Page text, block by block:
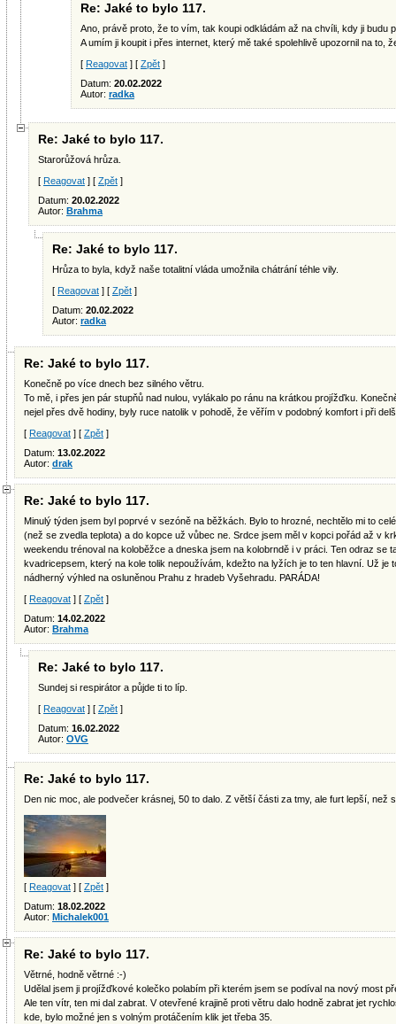
Re: Jaké to bylo 117.
Ano, právě proto, že to vím, tak koupi odkládám až na chvíli, kdy ji budu
A umím ji koupit i přes internet, který mě také spolehlivě upozornil na to,
[ Reagovat ] [ Zpět ]
Datum: 20.02.2022
Autor: radka
Re: Jaké to bylo 117.
Starorůžová hrůza.
[ Reagovat ] [ Zpět ]
Datum: 20.02.2022
Autor: Brahma
Re: Jaké to bylo 117.
Hrůza to byla, když naše totalitní vláda umožnila chátrání téhle vily.
[ Reagovat ] [ Zpět ]
Datum: 20.02.2022
Autor: radka
Re: Jaké to bylo 117.
Konečně po více dnech bez silného větru.
To mě, i přes jen pár stupňů nad nulou, vylákalo po ránu na krátkou projížďku.
nejel přes dvě hodiny, byly ruce natolik v pohodě, že věřím v podobný komfort i při
[ Reagovat ] [ Zpět ]
Datum: 13.02.2022
Autor: drak
Re: Jaké to bylo 117.
Minulý týden jsem byl poprvé v sezóně na běžkách. Bylo to hrozné, nechtělo mi to
(než se zvedla teplota) a do kopce už vůbec ne. Srdce jsem měl v kopci pořád až v
weekendu trénoval na koloběžce a dneska jsem na kolobrndě i v práci. Ten odraz se
kvadricepsem, který na kole tolik nepoužívám, kdežto na lyžích je to ten hlavní. Už je
nádherný výhled na osluněnou Prahu z hradeb Vyšehradu. PARÁDA!
[ Reagovat ] [ Zpět ]
Datum: 14.02.2022
Autor: Brahma
Re: Jaké to bylo 117.
Sundej si respirátor a půjde ti to líp.
[ Reagovat ] [ Zpět ]
Datum: 16.02.2022
Autor: OVG
Re: Jaké to bylo 117.
Den nic moc, ale podvečer krásnej, 50 to dalo. Z větší části za tmy, ale furt lepší, než
[ Reagovat ] [ Zpět ]
Datum: 18.02.2022
Autor: Michalek001
Re: Jaké to bylo 117.
Větrné, hodně větrné :-)
Udělal jsem ji projížďkové kolečko polabím při kterém jsem se podíval na nový most
Ale ten vítr, ten mi dal zabrat. V otevřené krajině proti větru dalo hodně zabrat jet
kde, bylo možné jen s volným protáčením klik jet třeba 35.